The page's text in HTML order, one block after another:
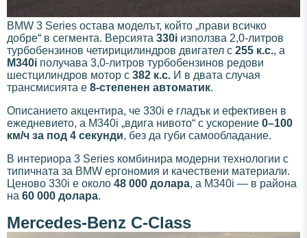
BMW 3 Series остава моделът, който „прави всичко
добре“ в сегмента. Версията 330i използва 2,0-литров
турбобензинов четирицилиндров двигател с 255 к.с., а
M340i получава 3,0-литров турбобензинов редови
шестцилиндров мотор с 382 к.с. И в двата случая
трансмисията е 8-степенен автоматик.
Описанието акцентира, че 330i е гладък и ефективен в
ежедневието, а M340i „вдига нивото“ с ускорение 0–100
км/ч за под 4 секунди, без да губи самообладание.
В интериора 3 Series комбинира модерни технологии с
типичната за BMW ергономия и качествени материали.
Ценово 330i е около 48 000 долара, а M340i — в района
на 60 000 долара.
Mercedes-Benz C-Class